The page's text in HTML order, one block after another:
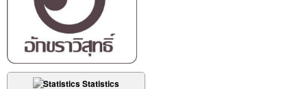
Statistics